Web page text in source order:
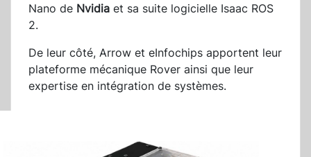
Nano de Nvidia et sa suite logicielle Isaac ROS
2.
De leur côté, Arrow et eInfochips apportent leur
plateforme mécanique Rover ainsi que leur
expertise en intégration de systèmes.